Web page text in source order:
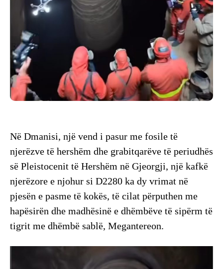
Në Dmanisi, një vend i pasur me fosile të
njerëzve të hershëm dhe grabitqarëve të periudhës
së Pleistocenit të Hershëm në Gjeorgji, një kafkë
njerëzore e njohur si D2280 ka dy vrimat në
pjesën e pasme të kokës, të cilat përputhen me
hapësirën dhe madhësinë e dhëmbëve të sipërm të
tigrit me dhëmbë sablë, Megantereon.